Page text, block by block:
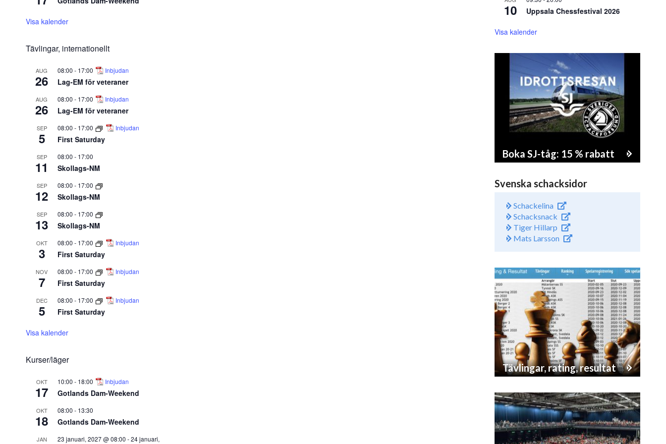
Visa kalender
Tävlingar, internationellt
AUG
26
08:00 - 17:00 Inbjudan
Lag-EM för veteraner
AUG
26
08:00 - 17:00 Inbjudan
Lag-EM för veteraner
SEP
5
08:00 - 17:00 Inbjudan
First Saturday
SEP
11
08:00 - 17:00
Skollags-NM
SEP
12
08:00 - 17:00
Skollags-NM
SEP
13
08:00 - 17:00
Skollags-NM
OKT
3
08:00 - 17:00 Inbjudan
First Saturday
NOV
7
08:00 - 17:00 Inbjudan
First Saturday
DEC
5
08:00 - 17:00 Inbjudan
First Saturday
Visa kalender
Kurser/läger
OKT
17
10:00 - 18:00 Inbjudan
Gotlands Dam-Weekend
OKT
18
08:00 - 13:30
Gotlands Dam-Weekend
JAN 23 januari, 2027 @ 08:00 -24 januari,
10 Uppsala Chessfestival 2026
Visa kalender
Boka SJ-tåg: 15 % rabatt
Svenska schacksidor
Schackelina
Schacksnack
Tiger Hillarp
Mats Larsson
Tävlingar, rating, resultat